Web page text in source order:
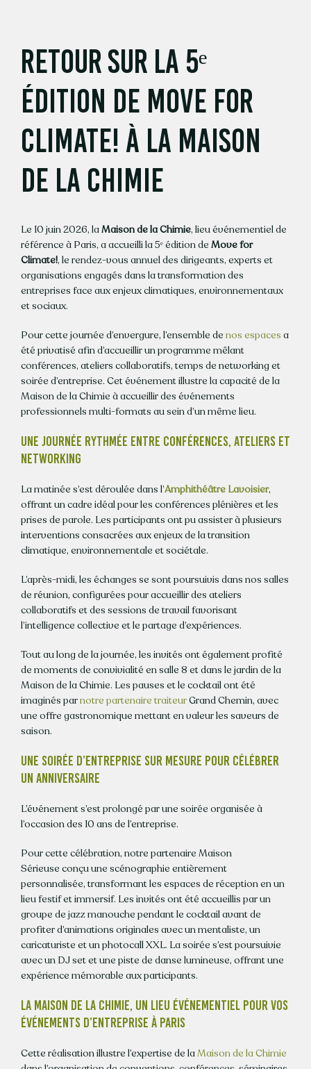
Retour sur la 5ᵉ
édition de Move for
Climate! à la Maison
de la Chimie
Le 10 juin 2026, laMaison de la Chimie, lieu événementiel de
référence à Paris, a accueilli la 5ᵉ édition de Move for
Climate!, le rendez-vous annuel des dirigeants, experts et
organisations engagés dans la transformation des
entreprises face aux enjeux climatiques, environnementaux
et sociaux.
Pour cette journée d’envergure, l’ensemble de nos espaces a
été privatisé afin d’accueillir un programme mêlant
conférences, ateliers collaboratifs, temps de networking et
soirée d’entreprise. Cet événement illustre la capacité de la
Maison de la Chimie à accueillir des événements
professionnels multi-formats au sein d’un même lieu.
UNE JOURNÉE RYTHMÉE ENTRE CONFÉRENCES, ATELIERS ET
NETWORKING
La matinée s’est déroulée dans l’Amphithéâtre Lavoisier,
offrant un cadre idéal pour les conférences plénières et les
prises de parole. Les participants ont pu assister à plusieurs
interventions consacrées aux enjeux de la transition
climatique, environnementale et sociétale.
L’après-midi, les échanges se sont poursuivis dans nos salles
de réunion, configurées pour accueillir des ateliers
collaboratifs et des sessions de travail favorisant
l’intelligence collective et le partage d’expériences.
Tout au long de la journée, les invités ont également profité
de moments de convivialité en salle 8 et dans le jardin de la
Maison de la Chimie. Les pauses et le cocktail ont été
imaginés parnotre partenaire traiteurGrand Chemin, avec
une offre gastronomique mettant en valeur les saveurs de
saison.
UNE SOIRÉE D’ENTREPRISE SUR MESURE POUR CÉLÉBRER
UN ANNIVERSAIRE
L’événement s’est prolongé par une soirée organisée à
l’occasion des 10 ans de l’entreprise.
Pour cette célébration, notre partenaire Maison
Sérieuse conçu une scénographie entièrement
personnalisée, transformant les espaces de réception en un
lieu festif et immersif. Les invités ont été accueillis par un
groupe de jazz manouche pendant le cocktail avant de
profiter d’animations originales avec un mentaliste, un
caricaturiste et un photocall XXL. La soirée s’est poursuivie
avec un DJ set et une piste de danse lumineuse, offrant une
expérience mémorable aux participants.
LA MAISON DE LA CHIMIE, UN LIEU ÉVÉNEMENTIEL POUR VOS
ÉVÉNEMENTS D’ENTREPRISE À PARIS
Cette réalisation illustre l’expertise de laMaison de la Chimie